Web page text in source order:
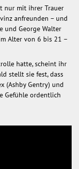
nur mit ihrer Trauer
anfreunden – und
und George Walter
Alter von 6 bis 21 –
hatte, scheint ihr
stellt sie fest, dass
(Ashby Gentry) und
Gefühle ordentlich